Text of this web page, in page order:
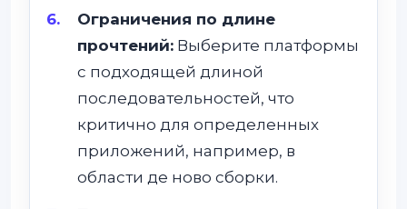
Ограничения по длине
прочтений: Выберите платформы
с подходящей длиной
последовательностей, что
критично для определенных
приложений, например, в
области де ново сборки.